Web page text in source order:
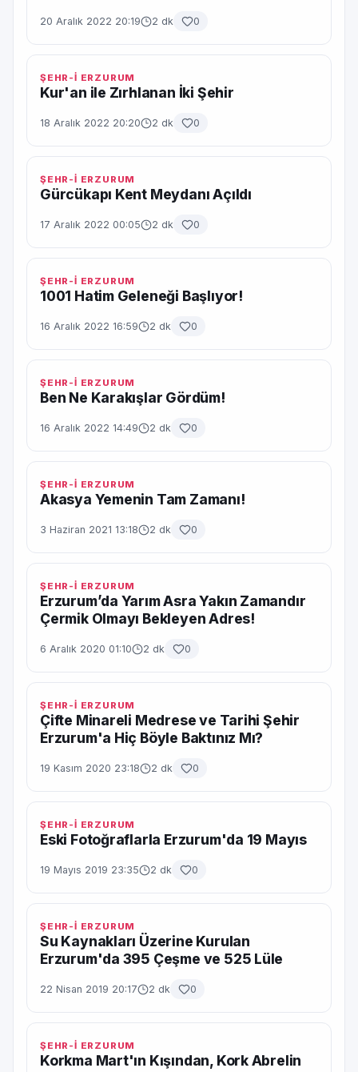
20 Aralık 2022 20:19 2 dk 0
ŞEHR-İ ERZURUM
Kur'an ile Zırhlanan İki Şehir
18 Aralık 2022 20:20 2 dk 0
ŞEHR-İ ERZURUM
Gürcükapı Kent Meydanı Açıldı
17 Aralık 2022 00:05 2 dk 0
ŞEHR-İ ERZURUM
1001 Hatim Geleneği Başlıyor!
16 Aralık 2022 16:59 2 dk 0
ŞEHR-İ ERZURUM
Ben Ne Karakışlar Gördüm!
16 Aralık 2022 14:49 2 dk 0
ŞEHR-İ ERZURUM
Akasya Yemenin Tam Zamanı!
3 Haziran 2021 13:18 2 dk 0
ŞEHR-İ ERZURUM
Erzurum’da Yarım Asra Yakın Zamandır
Çermik Olmayı Bekleyen Adres!
6 Aralık 2020 01:10 2 dk 0
ŞEHR-İ ERZURUM
Çifte Minareli Medrese ve Tarihi Şehir
Erzurum'a Hiç Böyle Baktınız Mı?
19 Kasım 2020 23:18 2 dk 0
ŞEHR-İ ERZURUM
Eski Fotoğraflarla Erzurum'da 19 Mayıs
19 Mayıs 2019 23:35 2 dk 0
ŞEHR-İ ERZURUM
Su Kaynakları Üzerine Kurulan
Erzurum'da 395 Çeşme ve 525 Lüle
22 Nisan 2019 20:17 2 dk 0
ŞEHR-İ ERZURUM
Korkma Mart'ın Kışından, Kork Abrelin